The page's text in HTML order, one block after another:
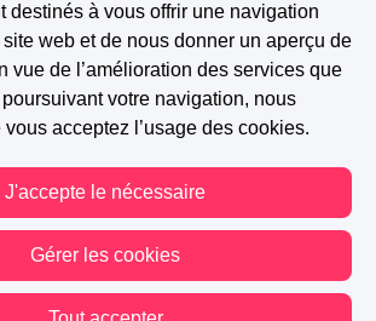
destinés à vous offrir une navigation
web et de nous donner un aperçu de
vue de l’amélioration des services que
votre navigation, nous
acceptez l’usage des cookies.
J'accepte le nécessaire
Gérer les cookies